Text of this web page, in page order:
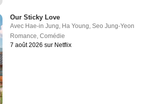
Our Sticky Love
Avec Hae-in Jung, Ha Young,Seo Jung-Yeon
Romance,Comédie
7 août 2026 sur Netflix